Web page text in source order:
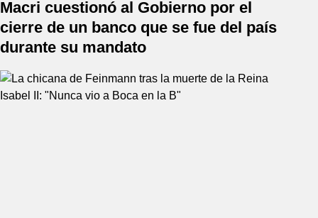
Macri cuestionó al Gobierno por el
cierre de un banco que se fue del país
durante su mandato